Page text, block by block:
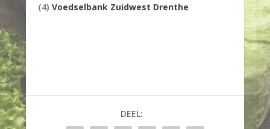
(4) Voedselbank Zuidwest Drenthe
DEEL: